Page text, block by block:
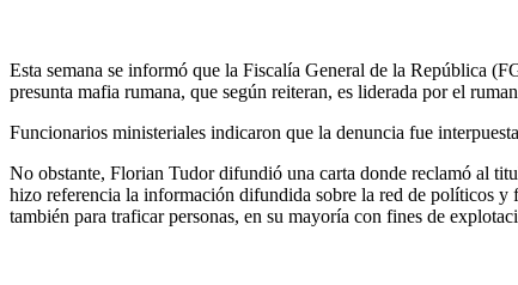
Esta semana se informó que la Fiscalía General de la República
presunta mafia rumana, que según reiteran, es liderada por el
Funcionarios ministeriales indicaron que la denuncia fue
No obstante, Florian Tudor difundió una carta donde reclamó al
hizo referencia la información difundida sobre la red de políticos
también para traficar personas, en su mayoría con fines de